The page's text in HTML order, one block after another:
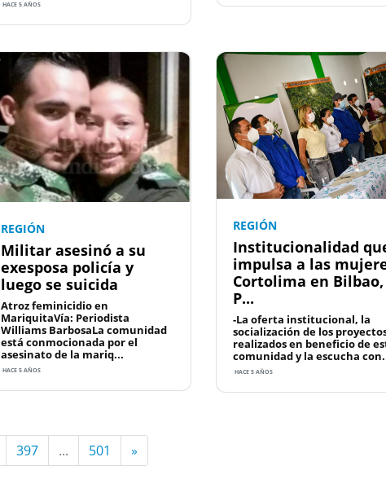
HACE 5 AÑOS
REGIÓN
Militar asesinó a su
exesposa policía y
luego se suicida
Atroz feminicidio en
MariquitaVía: Periodista
Williams BarbosaLa comunidad
está conmocionada por el
asesinato de la mariq...
HACE 5 AÑOS
REGIÓN
Institucionalidad
impulsa a las
Cortolima en Bilbao,
P...
-La oferta institucional, la
socialización de los
realizados en beneficio de
comunidad y la escucha
HACE 5 AÑOS
397 ... 501 »